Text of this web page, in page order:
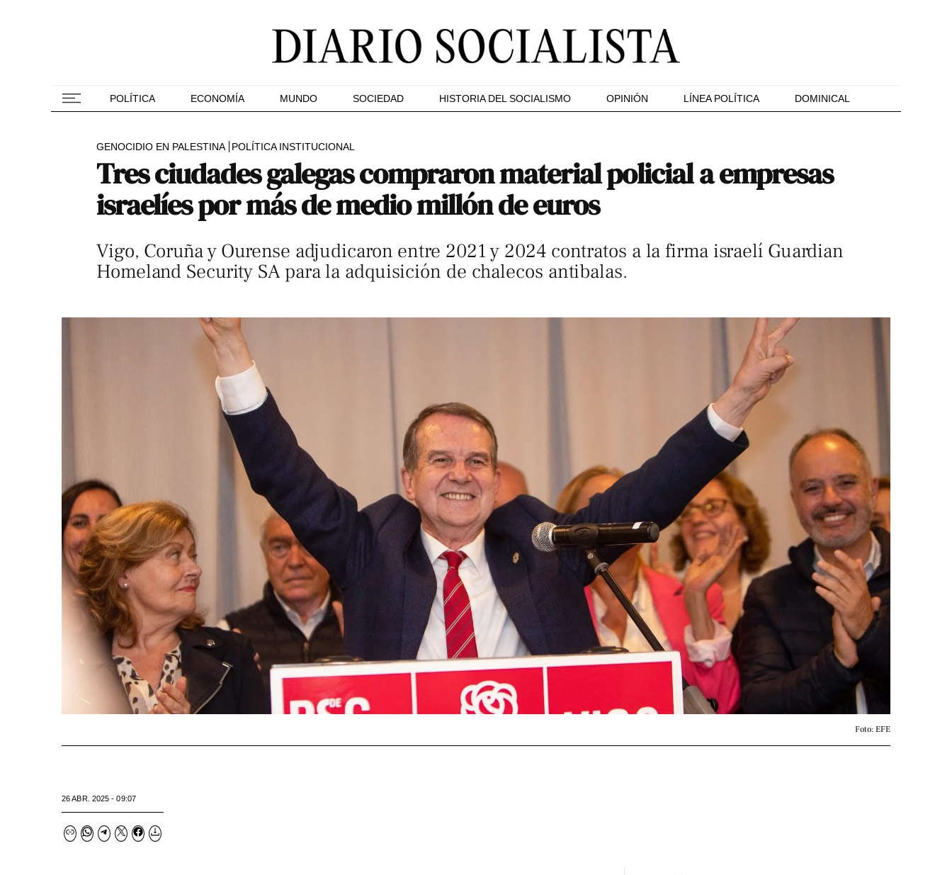
POLÍTICA ECONOMÍA MUNDO SOCIEDAD HISTORIA DEL SOCIALISMO OPINIÓN LÍNEA POLÍTICA DOMINICAL
GENOCIDIO EN PALESTINA POLÍTICA INSTITUCIONAL
Tres ciudades galegas compraron material policial a empresas
israelíes por más de medio millón de euros
Vigo, Coruña y Ourense adjudicaron entre 2021 y 2024 contratos a la firma israelí Guardian
Homeland Security SA para la adquisición de chalecos antibalas.
Foto: EFE
26 ABR. 2025 - 09:07